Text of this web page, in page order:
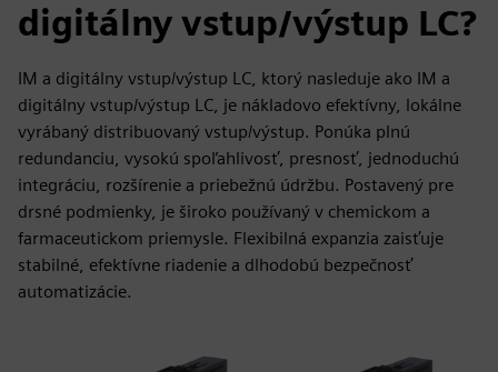
digitálny vstup/výstup LC?
IM a digitálny vstup/výstup LC, ktorý nasleduje ako IM a
digitálny vstup/výstup LC, je nákladovo efektívny, lokálne
vyrábaný distribuovaný vstup/výstup. Ponúka plnú
redundanciu, vysokú spoľahlivosť, presnosť, jednoduchú
integráciu, rozšírenie a priebežnú údržbu. Postavený pre
drsné podmienky, je široko používaný v chemickom a
farmaceutickom priemysle. Flexibilná expanzia zaisťuje
stabilné, efektívne riadenie a dlhodobú bezpečnosť
automatizácie.